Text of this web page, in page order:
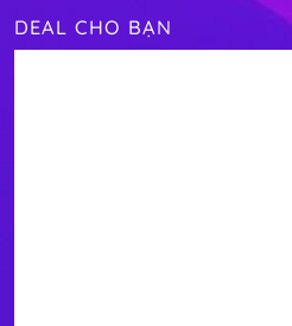
DEAL CHO BẠN